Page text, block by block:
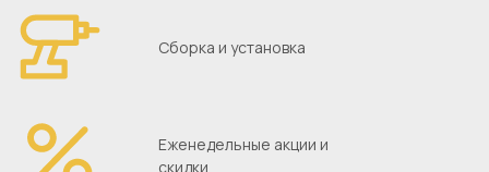
Сборка и установка
Еженедельные акции и
скидки